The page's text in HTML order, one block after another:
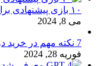
۱۰ بازی پیشنهادی برای رم زیر ۴ گیگ | همراه با تریلر بازی و سیستم مورد نیاز
می 8, 2024
7 نکته مهم در خرید دوربین مداربسته + راهنمای خرید
فوریه 28, 2024